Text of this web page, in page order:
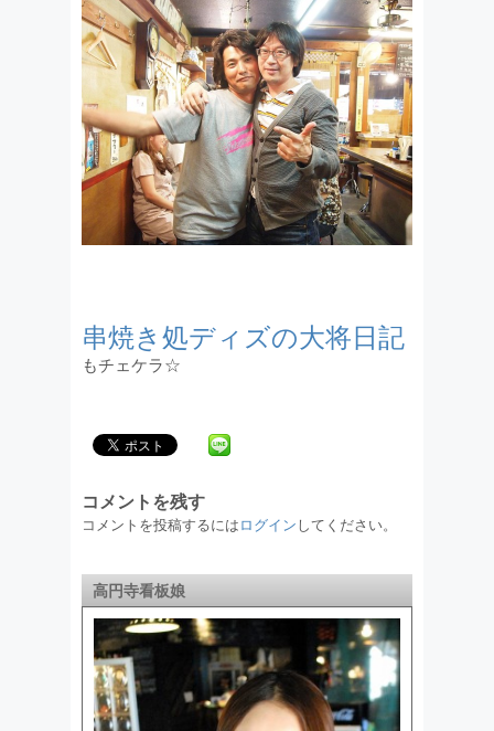
串焼き処ディズの大将日記
もチェケラ☆
コメントを残す
コメントを投稿するにはログインしてください。
高円寺看板娘